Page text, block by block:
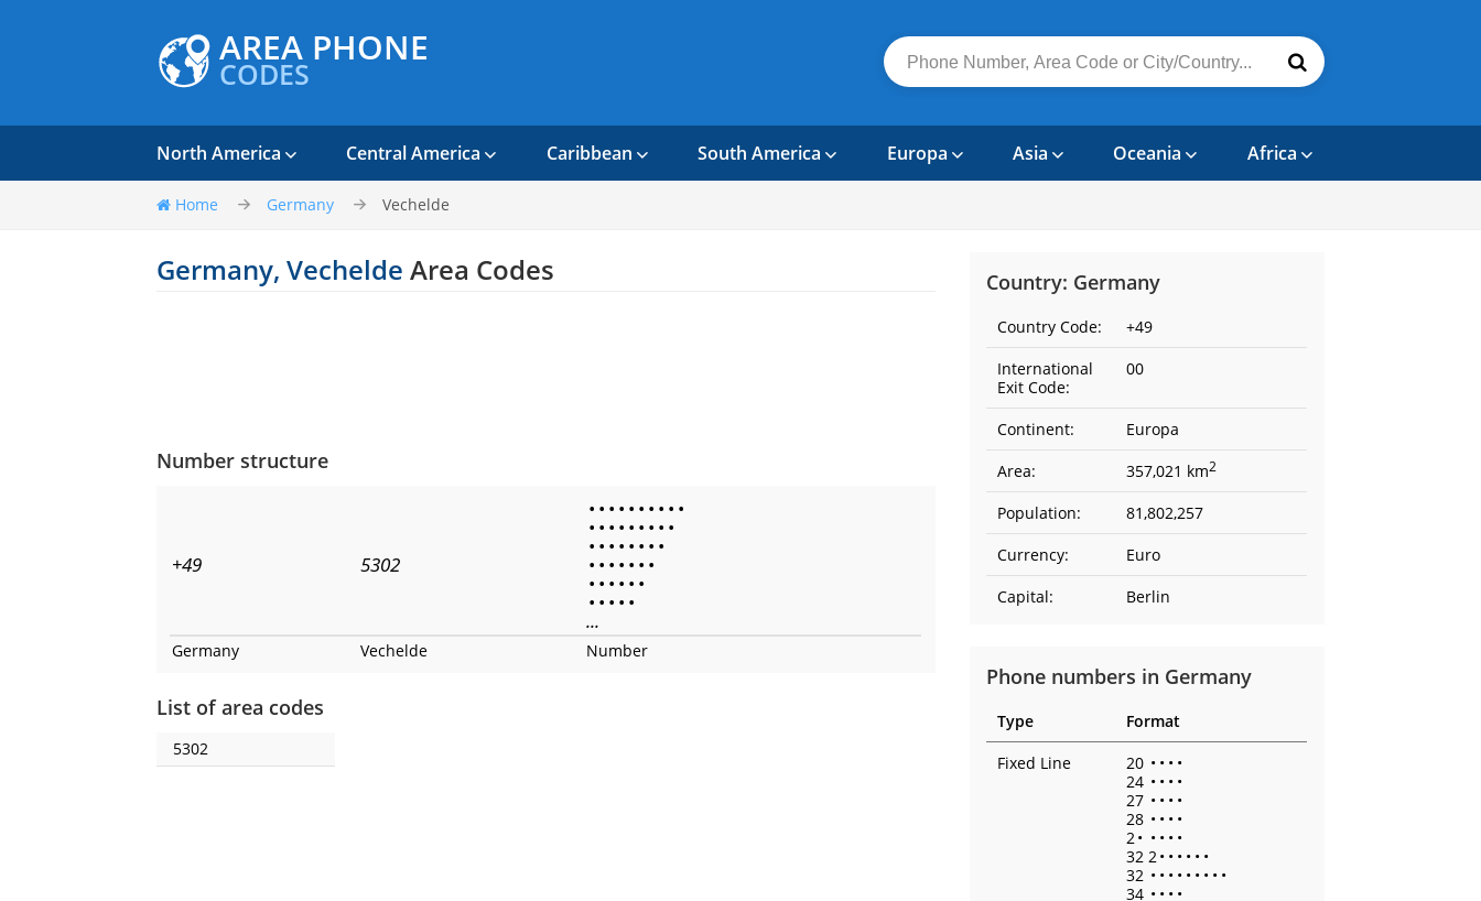
AREA PHONE
CODES
North America Central America Caribbean South America Europa Asia Oceania Africa
Home Germany Vechelde
Germany, Vechelde Area Codes
Number structure
+49 5302
• • • • • • • • • •
• • • • • • • • •
• • • • • • • •
• • • • • • •
• • • • • •
• • • • •
...
Germany Vechelde Number
List of area codes
5302
Country: Germany
Country Code:
+49
International
Exit Code:
00
Continent:
Europa
Area:
357,021 km2
Population:
81,802,257
Currency:
Euro
Capital:
Berlin
Phone numbers in Germany
Type
Format
Fixed Line
20 • • • •
24 • • • •
27 • • • •
28 • • • •
2• • • • •
32 2• • • • • •
32 • • • • • • • • •
34 • • • •